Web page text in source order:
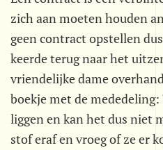
zich aan moeten houden
geen contract opstellen
keerde terug naar het
vriendelijke dame
boekje met de
liggen en kan het dus niet
stof eraf en vroeg of ze er